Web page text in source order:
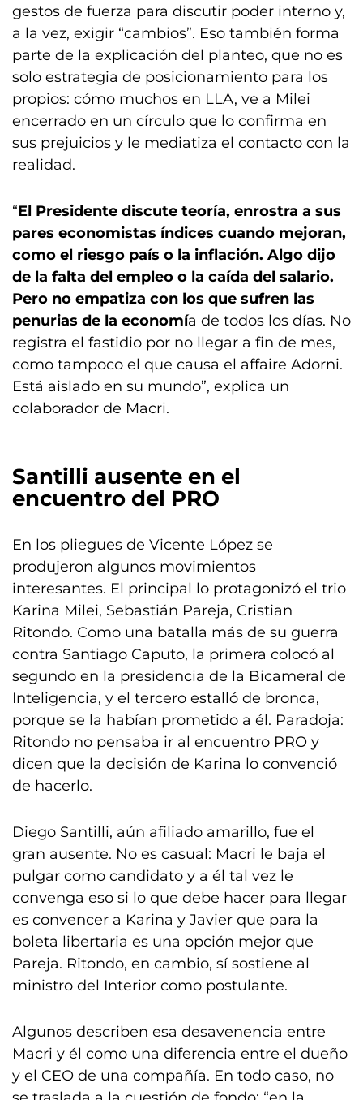
gestos de fuerza para discutir poder interno y,
a la vez, exigir “cambios”. Eso también forma
parte de la explicación del planteo, que no es
solo estrategia de posicionamiento para los
propios: cómo muchos en LLA, ve a Milei
encerrado en un círculo que lo confirma en
sus prejuicios y le mediatiza el contacto con la
realidad.
“El Presidente discute teoría, enrostra a sus
pares economistas índices cuando mejoran,
como el riesgo país o la inflación. Algo dijo
de la falta del empleo o la caída del salario.
Pero no empatiza con los que sufren las
penurias de la economía de todos los días. No
registra el fastidio por no llegar a fin de mes,
como tampoco el que causa el affaire Adorni.
Está aislado en su mundo”, explica un
colaborador de Macri.
Santilli ausente en el
encuentro del PRO
En los pliegues de Vicente López se
produjeron algunos movimientos
interesantes. El principal lo protagonizó el trio
Karina Milei, Sebastián Pareja, Cristian
Ritondo. Como una batalla más de su guerra
contra Santiago Caputo, la primera colocó al
segundo en la presidencia de la Bicameral de
Inteligencia, y el tercero estalló de bronca,
porque se la habían prometido a él. Paradoja:
Ritondo no pensaba ir al encuentro PRO y
dicen que la decisión de Karina lo convenció
de hacerlo.
Diego Santilli, aún afiliado amarillo, fue el
gran ausente. No es casual: Macri le baja el
pulgar como candidato y a él tal vez le
convenga eso si lo que debe hacer para llegar
es convencer a Karina y Javier que para la
boleta libertaria es una opción mejor que
Pareja. Ritondo, en cambio, sí sostiene al
ministro del Interior como postulante.
Algunos describen esa desavenencia entre
Macri y él como una diferencia entre el dueño
y el CEO de una compañía. En todo caso, no